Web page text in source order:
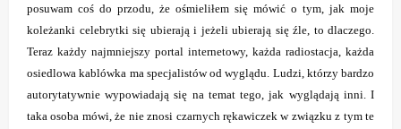
posuwam coś do przodu, że ośmieliłem się mówić o tym, jak moje
koleżanki celebrytki się ubierają i jeżeli ubierają się źle, to dlaczego.
Teraz każdy najmniejszy portal internetowy, każda radiostacja, każda
osiedlowa kablówka ma specjalistów od wyglądu. Ludzi, którzy bardzo
autorytatywnie wypowiadają się na temat tego, jak wyglądają inni. I
taka osoba mówi, że nie znosi czarnych rękawiczek w związku z tym te